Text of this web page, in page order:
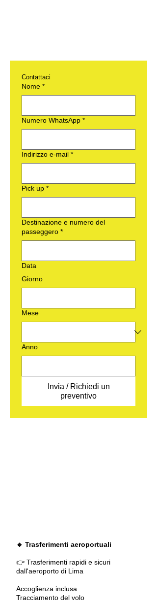
Contattaci
Nome *
Numero WhatsApp *
Indirizzo e-mail *
Pick up *
Destinazione e numero del
passeggero *
Data
Giorno
Mese
Anno
Invia / Richiedi un
preventivo
🔹 Trasferimenti aeroportuali
👉 Trasferimenti rapidi e sicuri
dall'aeroporto di Lima
Accoglienza inclusa
Tracciamento del volo